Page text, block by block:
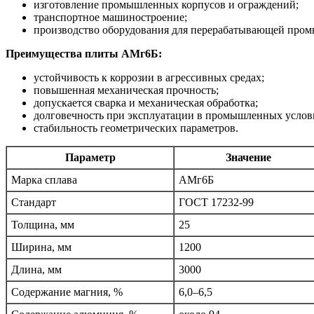
изготовление промышленных корпусов и ограждений;
транспортное машиностроение;
производство оборудования для перерабатывающей
Преимущества плиты АМг6Б:
устойчивость к коррозии в агрессивных средах;
повышенная механическая прочность;
допускается сварка и механическая обработка;
долговечность при эксплуатации в промышленных
стабильность геометрических параметров.
Параметр
Значение
Марка сплава
АМг6Б
Стандарт
ГОСТ 17232-99
Толщина, мм
25
Ширина, мм
1200
Длина, мм
3000
Содержание магния, %
6,0–6,5